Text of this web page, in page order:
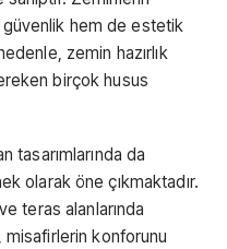
güvenlik hem de estetik
zemin hazırlık
birçok husus
tasarımlarında da
olarak öne çıkmaktadır.
teras alanlarında
konforunu